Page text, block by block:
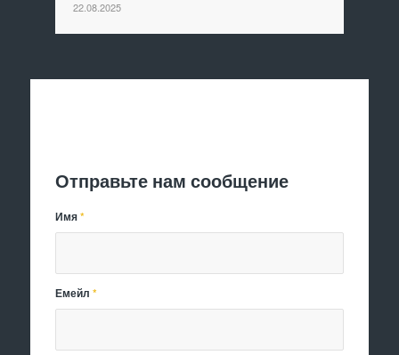
22.08.2025
Отправьте нам сообщение
Имя*
Емейл*